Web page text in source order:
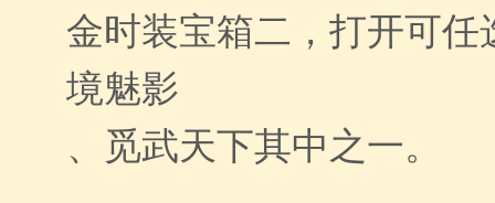
金时装宝箱二，打开可
境魅影
、觅武天下其中之一。